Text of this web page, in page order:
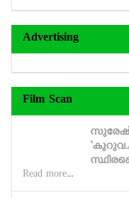
Advertising
Film Scan
സുരേഷ്
Read more...